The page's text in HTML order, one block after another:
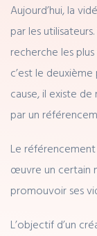
Aujourd’hui, la
par les
recherche les
c’est le
cause, il existe
par un
Le
œuvre un certain
promouvoir ses
L’objectif d’un